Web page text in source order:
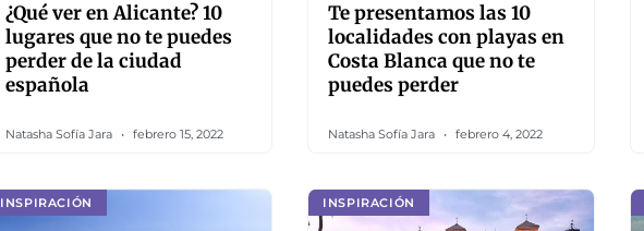
¿Qué ver en Alicante? 10
lugares que no te puedes
perder de la ciudad
española
Natasha Sofía Jara febrero 15, 2022
Te presentamos las 10
localidades con playas en
Costa Blanca que no te
puedes perder
Natasha Sofía Jara febrero 4, 2022
INSPIRACIÓN INSPIRACIÓN